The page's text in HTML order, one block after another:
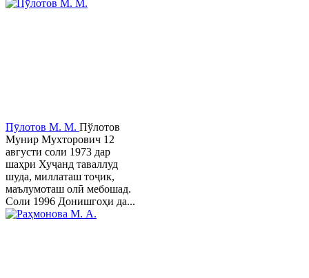
Пӯлотов М. М. Пўлотов
Мунир Мухторович 12
августи соли 1973 дар
шаҳри Хуҷанд таваллуд
шуда, миллаташ тоҷик,
маълумоташ олӣ мебошад.
Соли 1996 Донишгоҳи да...